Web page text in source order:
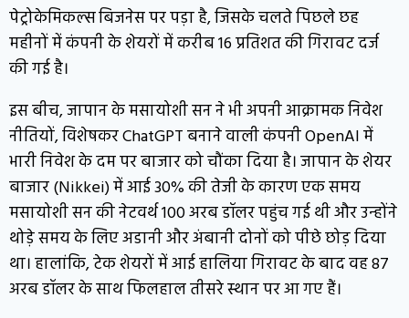
पेट्रोकेमिकल्स बिजनेस पर पड़ा है, जिसके चलते पिछले छह
महीनों में कंपनी के शेयरों में करीब 16 प्रतिशत की गिरावट दर्ज
की गई है।
इस बीच, जापान के मसायोशी सन ने भी अपनी आक्रामक निवेश
नीतियों, विशेषकर ChatGPT बनाने वाली कंपनी OpenAI में
भारी निवेश के दम पर बाजार को चौंका दिया है। जापान के शेयर
बाजार (Nikkei) में आई 30% की तेजी के कारण एक समय
मसायोशी सन की नेटवर्थ 100 अरब डॉलर पहुंच गई थी और उन्होंने
थोड़े समय के लिए अडानी और अंबानी दोनों को पीछे छोड़ दिया
था। हालांकि, टेक शेयरों में आई हालिया गिरावट के बाद वह 87
अरब डॉलर के साथ फिलहाल तीसरे स्थान पर आ गए हैं।